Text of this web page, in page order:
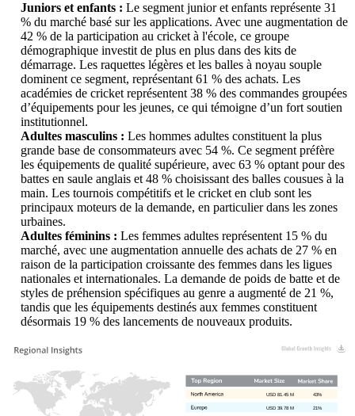
Juniors et enfants : Le segment junior et enfants représente 31
% du marché basé sur les applications. Avec une augmentation de
42 % de la participation au cricket à l'école, ce groupe
démographique investit de plus en plus dans des kits de
démarrage. Les raquettes légères et les balles à noyau souple
dominent ce segment, représentant 61 % des achats. Les
académies de cricket représentent 38 % des commandes groupées
d’équipements pour les jeunes, ce qui témoigne d’un fort soutien
institutionnel.
Adultes masculins : Les hommes adultes constituent la plus
grande base de consommateurs avec 54 %. Ce segment préfère
les équipements de qualité supérieure, avec 63 % optant pour des
battes en saule anglais et 48 % choisissant des balles cousues à la
main. Les tournois compétitifs et le cricket en club sont les
principaux moteurs de la demande, en particulier dans les zones
urbaines.
Adultes féminins : Les femmes adultes représentent 15 % du
marché, avec une augmentation annuelle des achats de 27 % en
raison de la participation croissante des femmes dans les ligues
nationales et internationales. La demande de poids de batte et de
styles de préhension spécifiques au genre a augmenté de 21 %,
tandis que les équipements destinés aux femmes constituent
désormais 19 % des lancements de nouveaux produits.
21%
USD 39.78 M
43%
USD 81.45 M